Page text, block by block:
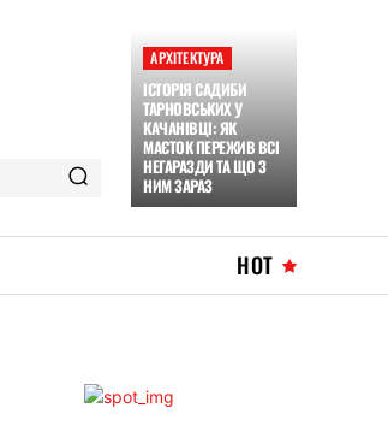
АРХІТЕКТУРА
ІСТОРІЯ САДИБИ
ТАРНОВСЬКИХ У
КАЧАНІВЦІ: ЯК
МАЄТОК ПЕРЕЖИВ ВСІ
НЕГАРАЗДИ ТА ЩО З
НИМ ЗАРАЗ
HOT